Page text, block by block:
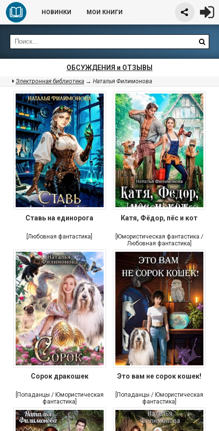
НОВИНКИ МОИ КНИГИ
ОБСУЖДЕНИЯ и ОТЗЫВЫ
Электронная библиотека → Наталья Филимонова
Ставь на единорога
[Любовная фантастика]
Катя, Фёдор, пёс и кот
[Юмористическая фантастика /
Любовная фантастика]
Сорок дракошек
[Попаданцы / Юмористическая
фантастика]
Это вам не сорок кошек!
[Попаданцы / Юмористическая
фантастика]